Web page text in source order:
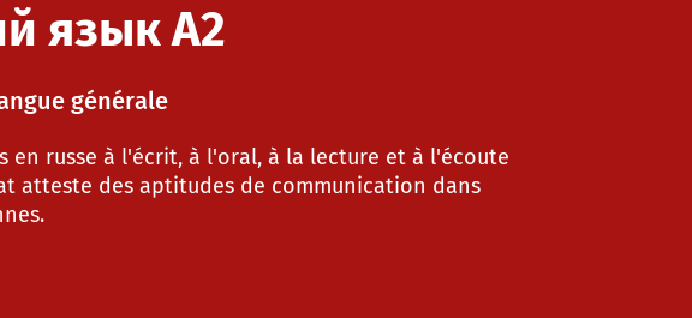
язык A2
générale
en russe à l'écrit, à l'oral, à la lecture et à l'écoute
atteste des aptitudes de communication dans